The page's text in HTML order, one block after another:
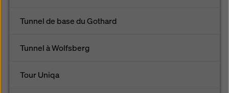
Tunnel de base du Gothard
Tunnel à Wolfsberg
Tour Uniqa